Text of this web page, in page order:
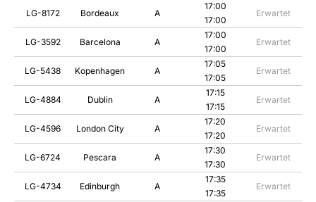
LG-8172 Bordeaux A
17:00
17:00
Erwartet
LG-3592 Barcelona A
17:00
17:00
Erwartet
LG-5438 Kopenhagen A
17:05
17:05
Erwartet
LG-4884 Dublin A
17:15
17:15
Erwartet
LG-4596 London City A
17:20
17:20
Erwartet
LG-6724 Pescara A
17:30
17:30
Erwartet
LG-4734 Edinburgh A
17:35
17:35
Erwartet